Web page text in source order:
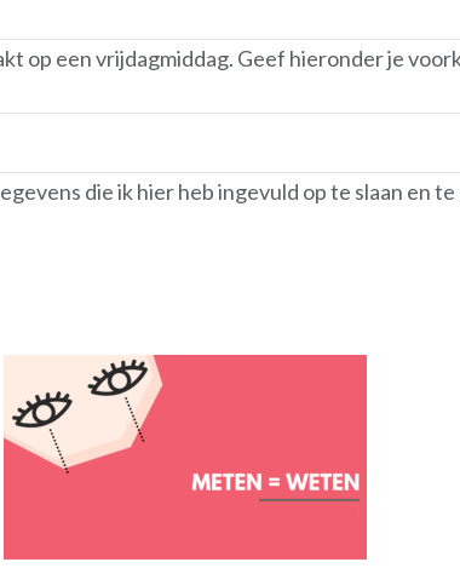
op een vrijdagmiddag. Geef hieronder je
die ik hier heb ingevuld op te slaan en